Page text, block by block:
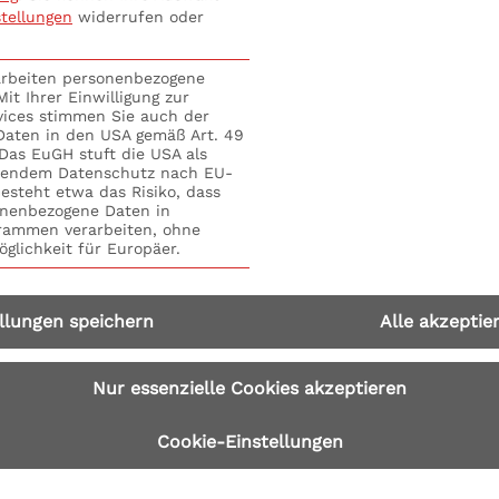
an? Mit diesem Seminar erfährst Du,
bis zur erfolgreichen Kommunikation im
die Umsetzung in der Praxis zu erleichtern, erhält
Tool „Professionelles Projektmanagement“. Seminar
online buchen: bequem und einfach mit dem
Worauf kommt es im
in Projekten, Fach- und Führungskräfte mit
Kollegen und Projekt-Mitarbeiter führen, ohne
Worauf kommt es im
widerrufen oder
personenbezogene
Ihrer Einwilligung zur
stimmen Sie auch der
in den USA gemäß Art. 49
EuGH stuft die USA als
Datenschutz nach EU-
etwa das Risiko, dass
Daten in
verarbeiten, ohne
für Europäer.
speichern Alle
Nur essenzielle Cookies akzeptieren
Cookie-Einstellungen